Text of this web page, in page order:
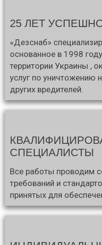
25 ЛЕТ
«Дезснаб»
основанное в 1998
территории Украины ,
услуг по уничтожению
других вредителей.
СПЕЦИАЛИСТЫ
Все работы проводим
требований и
принятых для